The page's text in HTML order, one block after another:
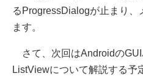
るProgressDialogが止まり、
ます。
さて、次回はAndroidの
ListViewについて解説する予